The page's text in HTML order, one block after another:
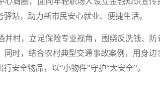
站， 助力新市民安心就业、便捷生活。
井村，立足保险专业视角，围绕反洗钱、
同时，结合农村典型交通事故案例，用身边
安全物品，以“小物件”守护“大安全”。